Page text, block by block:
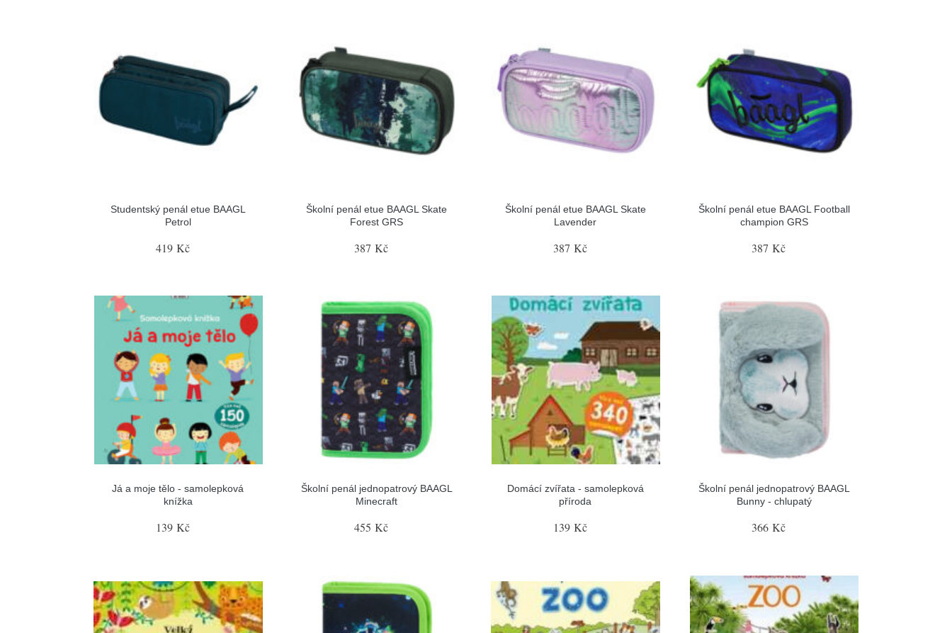
Studentský penál etue BAAGL
Petrol
419 Kč
Školní penál etue BAAGL Skate
Forest GRS
387 Kč
Školní penál etue BAAGL Skate
Lavender
387 Kč
Školní penál etue BAAGL Football
champion GRS
387 Kč
Já a moje tělo - samolepková
knížka
139 Kč
Školní penál jednopatrový BAAGL
Minecraft
455 Kč
Domácí zvířata - samolepková
příroda
139 Kč
Školní penál jednopatrový BAAGL
Bunny - chlupatý
366 Kč